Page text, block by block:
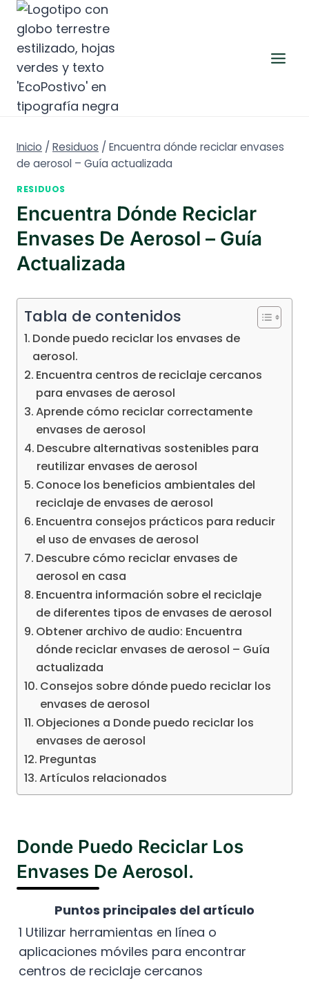
Saltar
contenido
Inicio / Residuos / Encuentra dónde reciclar envases
de aerosol – Guía actualizada
RESIDUOS
Encuentra Dónde Reciclar
Envases De Aerosol – Guía
Actualizada
Tabla de contenidos
Donde puedo reciclar los envases de
aerosol.
Encuentra centros de reciclaje cercanos
para envases de aerosol
Aprende cómo reciclar correctamente
envases de aerosol
Descubre alternativas sostenibles para
reutilizar envases de aerosol
Conoce los beneficios ambientales del
reciclaje de envases de aerosol
Encuentra consejos prácticos para reducir
el uso de envases de aerosol
Descubre cómo reciclar envases de
aerosol en casa
Encuentra información sobre el reciclaje
de diferentes tipos de envases de aerosol
Obtener archivo de audio: Encuentra
dónde reciclar envases de aerosol – Guía
actualizada
Consejos sobre dónde puedo reciclar los
envases de aerosol
Objeciones a Donde puedo reciclar los
envases de aerosol
Preguntas
Artículos relacionados
Donde Puedo Reciclar Los
Envases De Aerosol.
Puntos principales del artículo
1 Utilizar herramientas en línea o
aplicaciones móviles para encontrar
centros de reciclaje cercanos